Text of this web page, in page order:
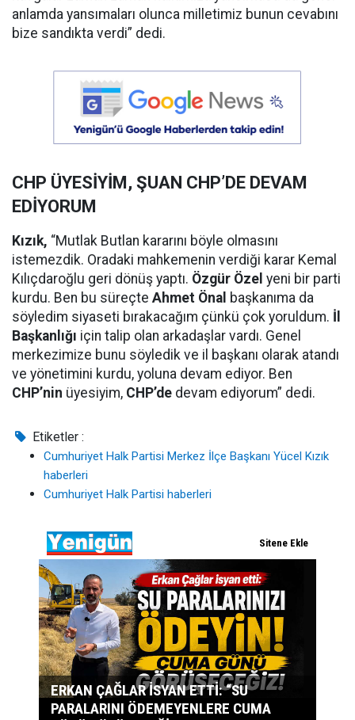
anlamda yansımaları olunca milletimiz bunun cevabını
bize sandıkta verdi” dedi.
CHP ÜYESİYİM, ŞUAN CHP’DE DEVAM
EDİYORUM
Kızık, “Mutlak Butlan kararını böyle olmasını
istemezdik. Oradaki mahkemenin verdiği karar Kemal
Kılıçdaroğlu geri dönüş yaptı. Özgür Özel yeni bir parti
kurdu. Ben bu süreçte Ahmet Önal başkanıma da
söyledim siyaseti bırakacağım çünkü çok yoruldum. İl
Başkanlığı için talip olan arkadaşlar vardı. Genel
merkezimize bunu söyledik ve il başkanı olarak atandı
ve yönetimini kurdu, yoluna devam ediyor. Ben
CHP’nin üyesiyim, CHP’de devam ediyorum” dedi.
Etiketler :
Cumhuriyet Halk Partisi Merkez İlçe Başkanı Yücel Kızık
haberleri
Cumhuriyet Halk Partisi haberleri